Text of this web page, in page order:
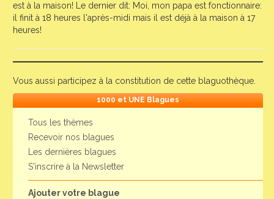
est à la maison! Le dernier dit: Moi, mon papa est fonctionnaire:
il finit à 18 heures l'après-midi mais il est déjà à la maison à 17
heures!
Vous aussi participez à la constitution de cette blaguothèque.
1000 et UNE Blagues
Tous les thèmes
Recevoir nos blagues
Les dernières blagues
S'inscrire à la Newsletter
Ajouter votre blague